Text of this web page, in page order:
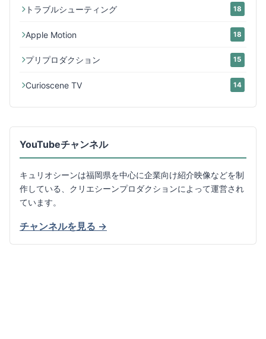
トラブルシューティング 18
Apple Motion 18
プリプロダクション 15
Curioscene TV 14
YouTubeチャンネル
キュリオシーンは福岡県を中心に企業向け紹介映像などを制
作している、クリエシーンプロダクションによって運営され
ています。
チャンネルを見る →